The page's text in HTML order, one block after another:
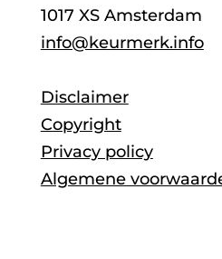
1017 XS Amsterdam
info@keurmerk.info
Disclaimer
Copyright
Privacy policy
Algemene